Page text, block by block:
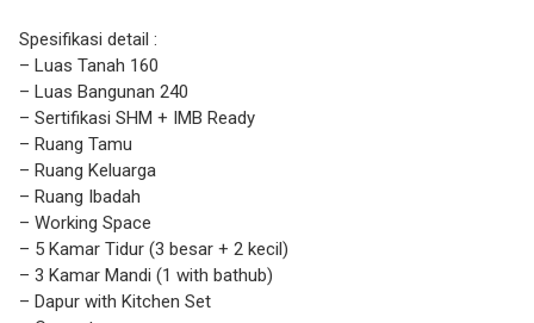
Spesifikasi detail :
– Luas Tanah 160
– Luas Bangunan 240
– Sertifikasi SHM + IMB Ready
– Ruang Tamu
– Ruang Keluarga
– Ruang Ibadah
– Working Space
– 5 Kamar Tidur (3 besar + 2 kecil)
– 3 Kamar Mandi (1 with bathub)
– Dapur with Kitchen Set